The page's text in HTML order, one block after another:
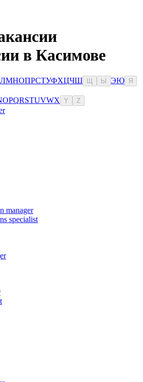
в Касимове
ЛМНОПРСТУФХЦЧШ Ы ЭЮ Я
OPQRSTUVWX Y Z
manager
specialist